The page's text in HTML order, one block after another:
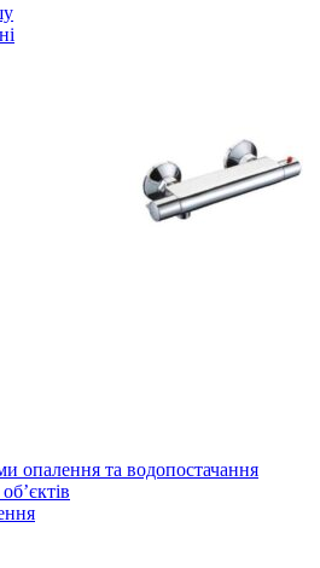
опалення та водопостачання